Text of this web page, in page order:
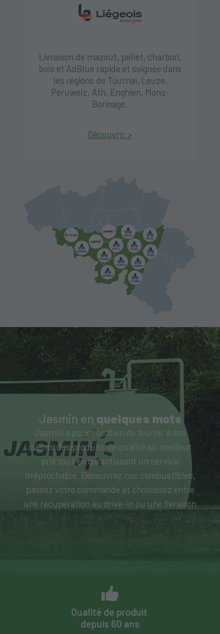
Livraison de mazout, pellet, charbon,
bois et AdBlue rapide et soignée dans
les régions de Tournai, Leuze,
Péruwelz, Ath, Enghien, Mons-
Borinage.
Découvrir >
Jasmin en quelques mots
Jasmin a pour vocation de fournir à ses
clients des produits de qualité au meilleur
prix tout en garantissant un service
irréprochable. Découvrez nos combustibles,
passez votre commande et choisissez entre
une récupération au drive-in ou une livraison
Qualité de produit
depuis 60 ans